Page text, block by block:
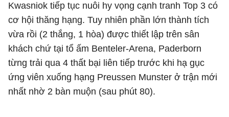
Kwasniok tiếp tục nuôi hy vọng cạnh tranh Top 3 có
cơ hội thăng hạng. Tuy nhiên phần lớn thành tích
vừa rồi (2 thắng, 1 hòa) được thiết lập trên sân
khách chứ tại tổ ấm Benteler-Arena, Paderborn
từng trải qua 4 thất bại liên tiếp trước khi hạ gục
ứng viên xuống hạng Preussen Munster ở trận mới
nhất nhờ 2 bàn muộn (sau phút 80).